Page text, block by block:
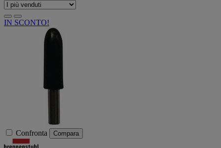
IN SCONTO!
Confronta Compara